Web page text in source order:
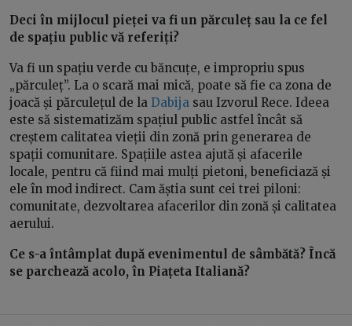
Deci în mijlocul pieței va fi un părculeț sau la ce fel
de spațiu public vă referiți?
Va fi un spațiu verde cu băncuțe, e impropriu spus
„părculeț”. La o scară mai mică, poate să fie ca zona de
joacă și părculețul de la Dabija sau Izvorul Rece. Ideea
este să sistematizăm spațiul public astfel încât să
creștem calitatea vieții din zonă prin generarea de
spații comunitare. Spațiile astea ajută și afacerile
locale, pentru că fiind mai mulți pietoni, beneficiază și
ele în mod indirect. Cam ăștia sunt cei trei piloni:
comunitate, dezvoltarea afacerilor din zonă și calitatea
aerului.
Ce s-a întâmplat după evenimentul de sâmbătă? Încă
se parchează acolo, în Piațeta Italiană?